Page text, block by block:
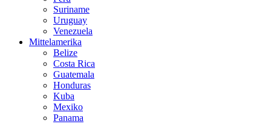
Suriname
Uruguay
Venezuela
Mittelamerika
Belize
Costa Rica
Guatemala
Honduras
Kuba
Mexiko
Panama